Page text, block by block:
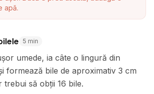
apă.
5 min
umede, ia câte o lingură din
formează bile de aproximativ 3 cm
trebui să obții 16 bile.